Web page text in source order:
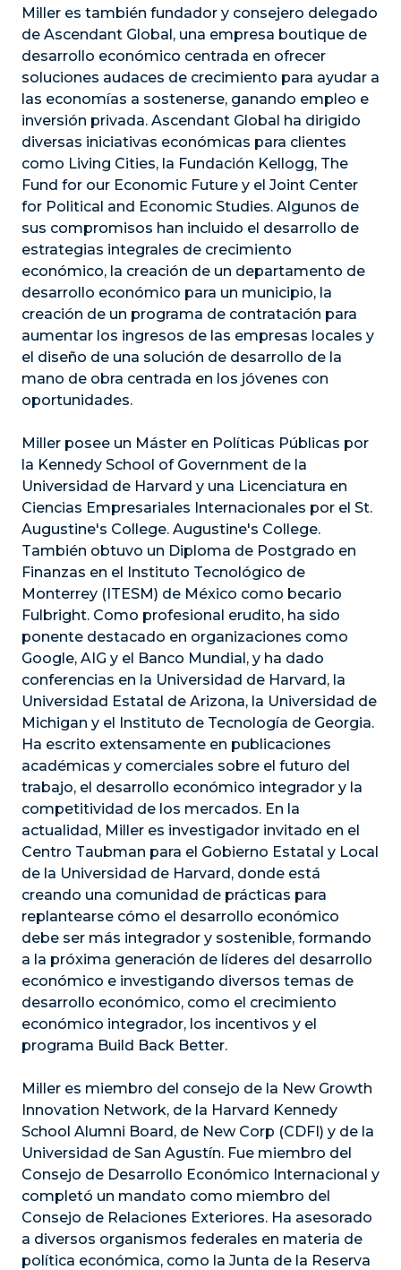
Miller es también fundador y consejero delegado
de Ascendant Global, una empresa boutique de
desarrollo económico centrada en ofrecer
soluciones audaces de crecimiento para ayudar a
las economías a sostenerse, ganando empleo e
inversión privada. Ascendant Global ha dirigido
diversas iniciativas económicas para clientes
como Living Cities, la Fundación Kellogg, The
Fund for our Economic Future y el Joint Center
for Political and Economic Studies. Algunos de
sus compromisos han incluido el desarrollo de
estrategias integrales de crecimiento
económico, la creación de un departamento de
desarrollo económico para un municipio, la
creación de un programa de contratación para
aumentar los ingresos de las empresas locales y
el diseño de una solución de desarrollo de la
mano de obra centrada en los jóvenes con
oportunidades.
Miller posee un Máster en Políticas Públicas por
la Kennedy School of Government de la
Universidad de Harvard y una Licenciatura en
Ciencias Empresariales Internacionales por el St.
Augustine's College. Augustine's College.
También obtuvo un Diploma de Postgrado en
Finanzas en el Instituto Tecnológico de
Monterrey (ITESM) de México como becario
Fulbright. Como profesional erudito, ha sido
ponente destacado en organizaciones como
Google, AIG y el Banco Mundial, y ha dado
conferencias en la Universidad de Harvard, la
Universidad Estatal de Arizona, la Universidad de
Michigan y el Instituto de Tecnología de Georgia.
Ha escrito extensamente en publicaciones
académicas y comerciales sobre el futuro del
trabajo, el desarrollo económico integrador y la
competitividad de los mercados. En la
actualidad, Miller es investigador invitado en el
Centro Taubman para el Gobierno Estatal y Local
de la Universidad de Harvard, donde está
creando una comunidad de prácticas para
replantearse cómo el desarrollo económico
debe ser más integrador y sostenible, formando
a la próxima generación de líderes del desarrollo
económico e investigando diversos temas de
desarrollo económico, como el crecimiento
económico integrador, los incentivos y el
programa Build Back Better.
Miller es miembro del consejo de la New Growth
Innovation Network, de la Harvard Kennedy
School Alumni Board, de New Corp (CDFI) y de la
Universidad de San Agustín. Fue miembro del
Consejo de Desarrollo Económico Internacional y
completó un mandato como miembro del
Consejo de Relaciones Exteriores. Ha asesorado
a diversos organismos federales en materia de
política económica, como la Junta de la Reserva